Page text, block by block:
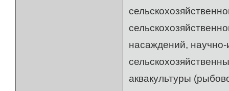
насаждений,
аквакультуры